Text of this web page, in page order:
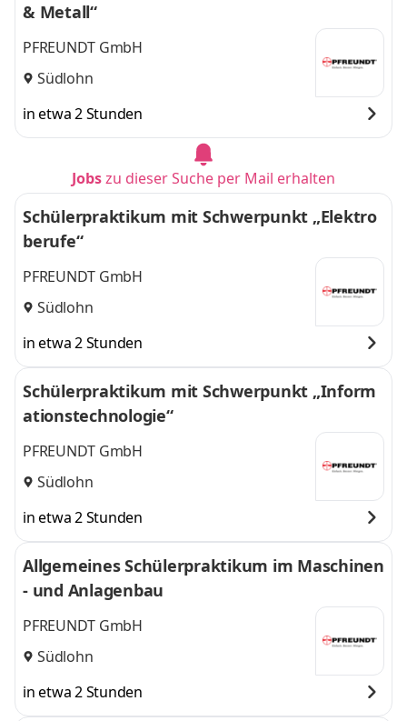
& Metall“
PFREUNDT GmbH
Südlohn
in etwa 2 Stunden
Jobszu dieser Suche per Mail erhalten
Schülerpraktikum mit Schwerpunkt „Elektro
berufe“
PFREUNDT GmbH
Südlohn
in etwa 2 Stunden
Schülerpraktikum mit Schwerpunkt „Inform
ationstechnologie“
PFREUNDT GmbH
Südlohn
in etwa 2 Stunden
Allgemeines Schülerpraktikum im Maschinen
- und Anlagenbau
PFREUNDT GmbH
Südlohn
in etwa 2 Stunden